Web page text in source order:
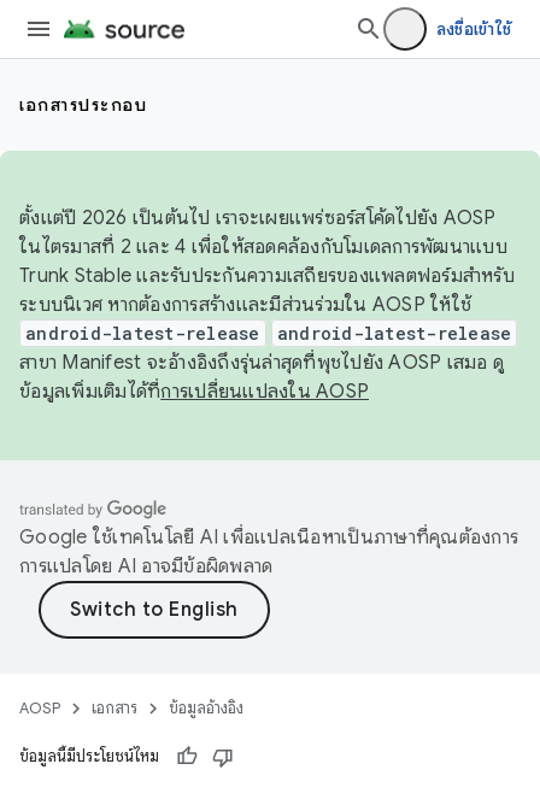
ลงชื่อเข้าใช้
เอกสารประกอบ
ตั้งแต่ปี 2026 เป็นต้นไป เราจะเผยแพร่ซอร์สโค้ดไปยัง AOSP
ในไตรมาสที่ 2 และ 4 เพื่อให้สอดคล้องกับโมเดลการพัฒนาแบบ
Trunk Stable และรับประกันความเสถียรของแพลตฟอร์มสำหรับ
ระบบนิเวศ หากต้องการสร้างและมีส่วนร่วมใน AOSP ให้ใช้
android-latest-release android-latest-release
สาขา Manifest จะอ้างอิงถึงรุ่นล่าสุดที่พุชไปยัง AOSP เสมอ ดู
ข้อมูลเพิ่มเติมได้ที่การเปลี่ยนแปลงใน AOSP
Google ใช้เทคโนโลยี AI เพื่อแปลเนื้อหาเป็นภาษาที่คุณต้องการ
การแปลโดย AI อาจมีข้อผิดพลาด
AOSP เอกสาร ข้อมูลอ้างอิง
ข้อมูลนี้มีประโยชน์ไหม